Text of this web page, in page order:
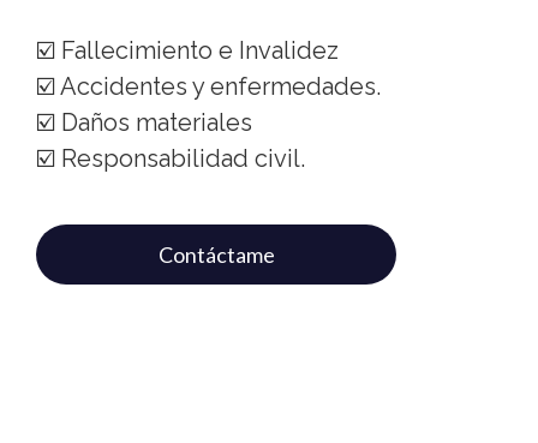
☑️ Fallecimiento e Invalidez
☑️ Accidentes y enfermedades.
☑️ Daños materiales
☑️ Responsabilidad civil.
Contáctame